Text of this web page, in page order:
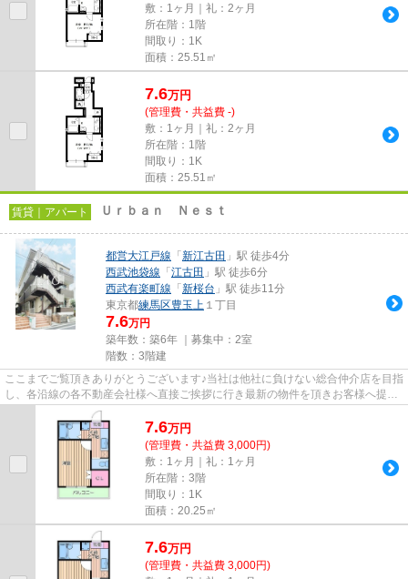
敷：1ヶ月｜礼：2ヶ月
所在階：1階
間取り：1K
面積：25.51㎡
7.6万円
(管理費・共益費 -)
敷：1ヶ月｜礼：2ヶ月
所在階：1階
間取り：1K
面積：25.51㎡
賃貸｜アパート Ｕｒｂａｎ Ｎｅｓｔ
都営大江戸線 「 新江古田 」駅 徒歩4分
西武池袋線 「 江古田 」駅 徒歩6分
西武有楽町線 「 新桜台 」駅 徒歩11分
東京都練馬区豊玉上 １丁目
7.6万円
築年数：築6年 ｜募集中： 2室
階数：3階建
ここまでご覧頂きありがとうございます♪当社は他社に負けない総合仲介店を目指
し、各沿線の各不動産会社様へ直接ご挨拶に行き最新の物件を頂きお客様へ提供
しております！最新の情報は...
7.6万円
(管理費・共益費 3,000円)
敷：1ヶ月｜礼：1ヶ月
所在階：3階
間取り：1K
面積：20.25㎡
7.6万円
(管理費・共益費 3,000円)